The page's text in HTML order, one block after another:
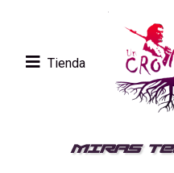
Tienda
MIRAS